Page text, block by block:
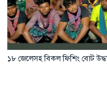
বিপ্লবের দুই বছর পরও স্বস্তি